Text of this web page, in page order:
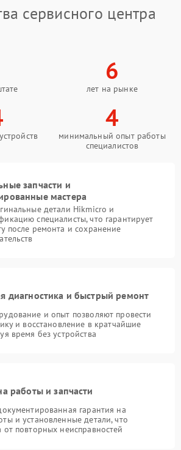
сервисного центра
6
лет на рынке
4
минимальный опыт работы
специалистов
запчасти и
мастера
детали Hikmicro и
специалисты, что гарантирует
после ремонта и сохранение
диагностика и быстрый ремонт
и опыт позволяют провести
и восстановление в кратчайшие
время без устройства
работы и запчасти
гарантия на
и установленные детали, что
повторных неисправностей